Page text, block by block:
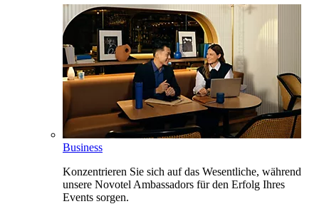
Business
Konzentrieren Sie sich auf das Wesentliche, während
unsere Novotel Ambassadors für den Erfolg Ihres
Events sorgen.